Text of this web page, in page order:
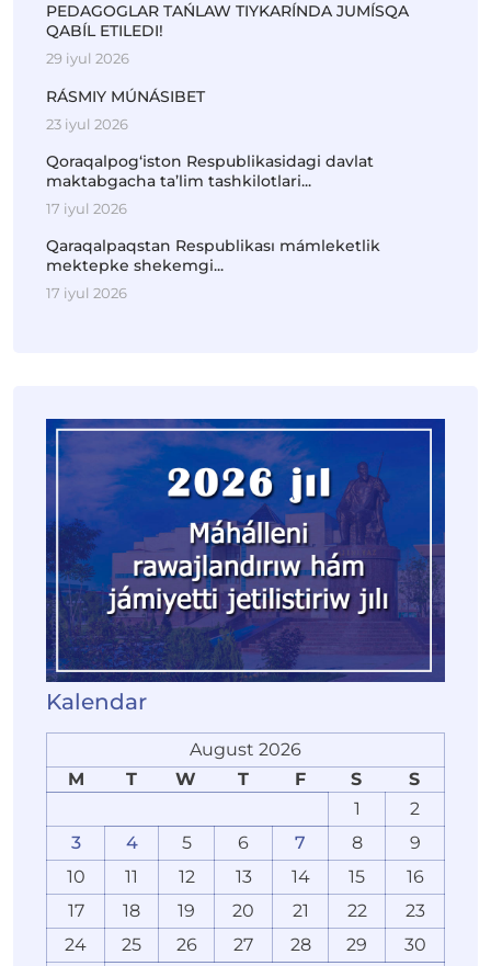
PEDAGOGLAR TAŃLAW TIYKARÍNDA JUMÍSQA
QABÍL ETILEDI!
29 iyul 2026
RÁSMIY MÚNÁSIBET
23 iyul 2026
Qoraqalpog‘iston Respublikasidagi davlat
maktabgacha ta’lim tashkilotlari...
17 iyul 2026
Qaraqalpaqstan Respublikası mámleketlik
mektepke shekemgi...
17 iyul 2026
Kalendar
August 2026
M
T W T F S
S
1
2
3
4 5 6 7 8
9
10
11 12 13 14 15
16
17
18 19 20 21 22
23
24
25 26 27 28 29
30